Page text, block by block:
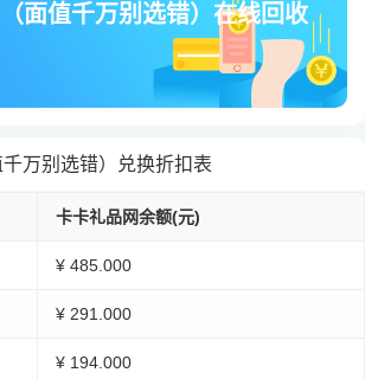
面值千万别选错）在线回收
万别选错）兑换折扣表
卡卡礼品网余额(元)
¥ 485.000
¥ 291.000
¥ 194.000